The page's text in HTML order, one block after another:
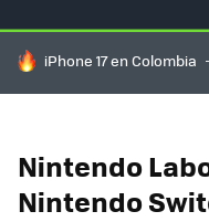
HOY SE HABLA DE
iPhone 17 en Colombia
Nintendo
Nintendo